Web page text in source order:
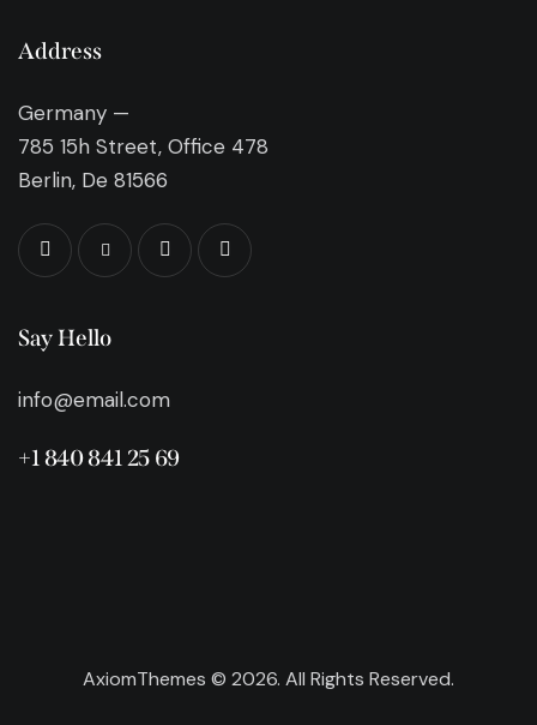
Address
Germany —
785 15h Street, Office 478
Berlin, De 81566
Say Hello
info@email.com
+1 840 841 25 69
AxiomThemes © 2026. All Rights Reserved.